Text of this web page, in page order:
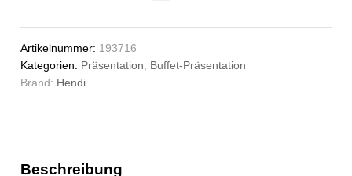
Stk
Anzahl
Artikelnummer: 193716
Kategorien: Präsentation, Buffet-Präsentation
Brand: Hendi
Beschreibung